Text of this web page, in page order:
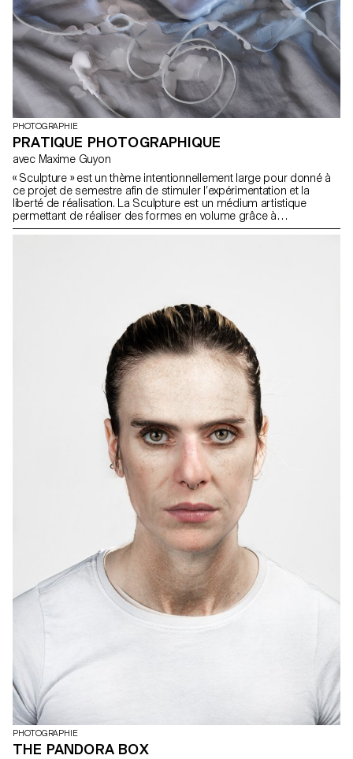
PHOTOGRAPHIE
PRATIQUE PHOTOGRAPHIQUE
avec Maxime Guyon
« Sculpture » est un thème intentionnellement large pour donné à
ce projet de semestre afin de stimuler l’expérimentation et la
liberté de réalisation. La Sculpture est un médium artistique
permettant de réaliser des formes en volume grâce à
d’innombrables techniques qui ont été manié depuis l’ère
pour d’autres une manière spontanée d’élaborer un corpus de
PHOTOGRAPHIE
THE PANDORA BOX